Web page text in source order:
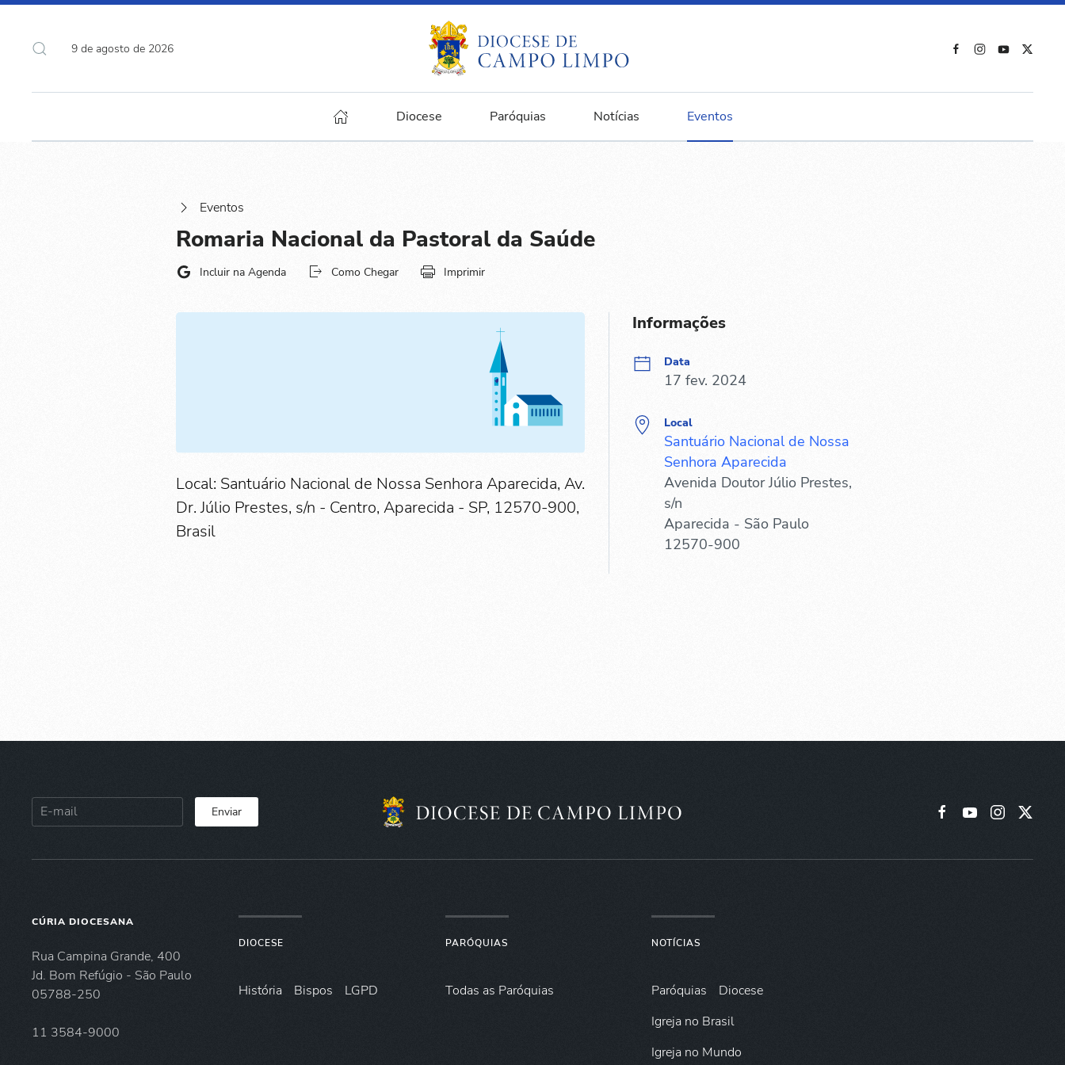
9 de agosto de 2026
Diocese Paróquias Notícias Eventos
Eventos
Romaria Nacional da Pastoral da Saúde
Incluir na Agenda Como Chegar Imprimir
Local: Santuário Nacional de Nossa Senhora Aparecida, Av.
Dr. Júlio Prestes, s/n - Centro, Aparecida - SP, 12570-900,
Brasil
Informações
Data
17 fev. 2024
Local
Santuário Nacional de Nossa
Senhora Aparecida
Avenida Doutor Júlio Prestes,
s/n
Aparecida - São Paulo
12570-900
Enviar
CÚRIA DIOCESANA
Rua Campina Grande, 400
Jd. Bom Refúgio - São Paulo
05788-250
11 3584-9000
DIOCESE
História Bispos LGPD
PARÓQUIAS
Todas as Paróquias
NOTÍCIAS
Paróquias
Diocese
Igreja no Brasil
Igreja no Mundo